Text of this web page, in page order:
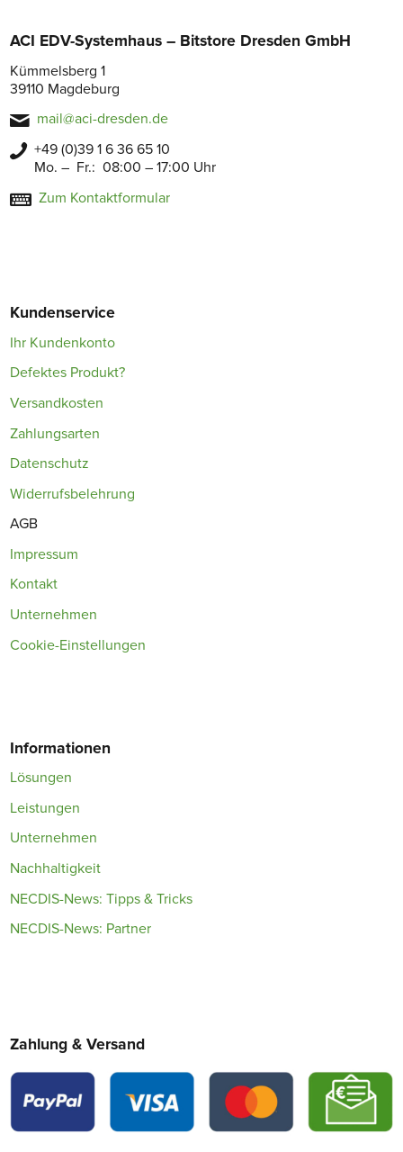
ACI EDV-Systemhaus – Bitstore Dresden GmbH
Kümmelsberg 1
39110 Magdeburg
mail@aci-dresden.de
+49 (0)39 1 6 36 65 10
Mo. – Fr.: 08:00 – 17:00 Uhr
Zum Kontaktformular
Kundenservice
Ihr Kundenkonto
Defektes Produkt?
Versandkosten
Zahlungsarten
Datenschutz
Widerrufsbelehrung
AGB
Impressum
Kontakt
Unternehmen
Cookie-Einstellungen
Informationen
Lösungen
Leistungen
Unternehmen
Nachhaltigkeit
NECDIS-News: Tipps & Tricks
NECDIS-News: Partner
Zahlung & Versand